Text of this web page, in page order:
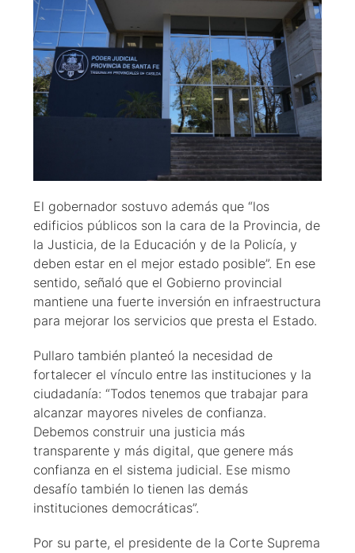
El gobernador sostuvo además que “los
edificios públicos son la cara de la Provincia, de
la Justicia, de la Educación y de la Policía, y
deben estar en el mejor estado posible”. En ese
sentido, señaló que el Gobierno provincial
mantiene una fuerte inversión en infraestructura
para mejorar los servicios que presta el Estado.
Pullaro también planteó la necesidad de
fortalecer el vínculo entre las instituciones y la
ciudadanía: “Todos tenemos que trabajar para
alcanzar mayores niveles de confianza.
Debemos construir una justicia más
transparente y más digital, que genere más
confianza en el sistema judicial. Ese mismo
desafío también lo tienen las demás
instituciones democráticas”.
Por su parte, el presidente de la Corte Suprema